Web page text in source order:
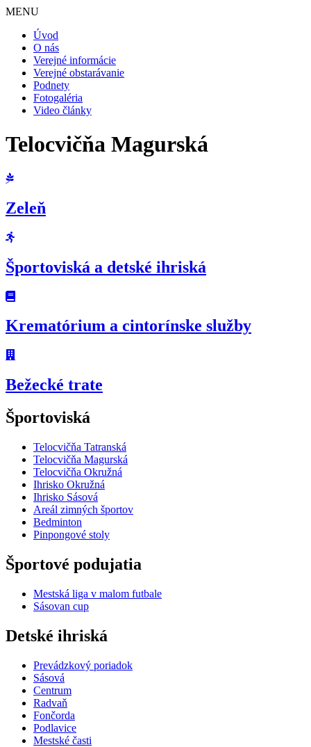
MENU
Úvod
O nás
Verejné informácie
Verejné obstarávanie
Podnety
Fotogaléria
Video články
Telocvičňa Magurská
Zeleň
Športoviská a detské ihriská
Krematórium a cintorínske služby
Bežecké trate
Športoviská
Telocvičňa Tatranská
Telocvičňa Magurská
Telocvičňa Okružná
Ihrisko Okružná
Ihrisko Sásová
Areál zimných športov
Bedminton
Pinpongové stoly
Športové podujatia
Mestská liga v malom futbale
Sásovan cup
Detské ihriská
Prevádzkový poriadok
Sásová
Centrum
Radvaň
Fončorda
Podlavice
Mestské časti